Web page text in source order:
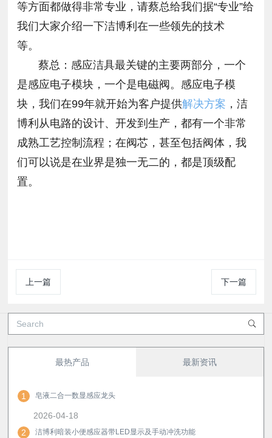
等方面都做得非常专业，请蔡总给我们据“专业”给
我们大家介绍一下洁博利在一些领先的技术
等。
蔡总：感应洁具最关键的主要两部分，一个
是感应电子模块，一个是电磁阀。感应电子模
块，我们在99年就开始为客户提供解决方案 ，洁
博利从电路的设计、开发到生产，都有一个非常
成熟工艺控制流程；在阀芯，甚至包括阀体，我
们可以说是在业界是独一无二的，都是顶级配
置。
上一篇 下一篇
最热产品 最新资讯
1 皂液二合一数显感应龙头
2026-04-18
2
洁博利暗装小便感应器带LED显示及手动冲洗功能